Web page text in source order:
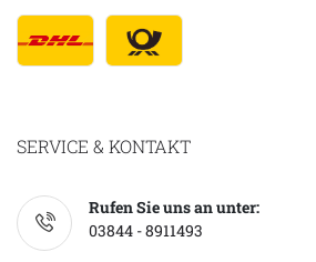
SERVICE & KONTAKT
Rufen Sie uns an unter:
03844 - 8911493